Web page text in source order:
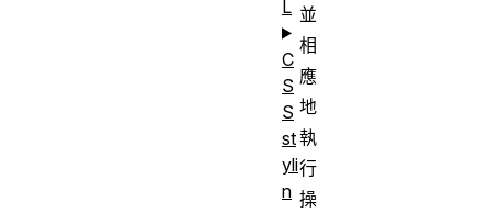
並
相
應
地
執
行
操
L
C
S
S
st
yli
n